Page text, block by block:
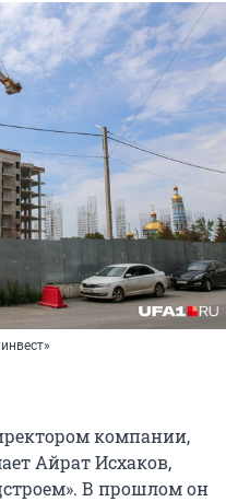
компании,
Айрат Исхаков,
В прошлом он